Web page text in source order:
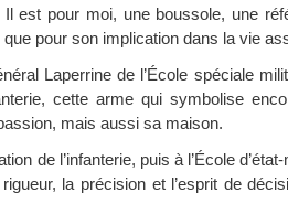
Il est pour moi, une boussole, une
pour son implication dans la vie
Laperrine de l’École spéciale
cette arme qui symbolise
mais aussi sa maison.
de l’infanterie, puis à l’École
la précision et l’esprit de